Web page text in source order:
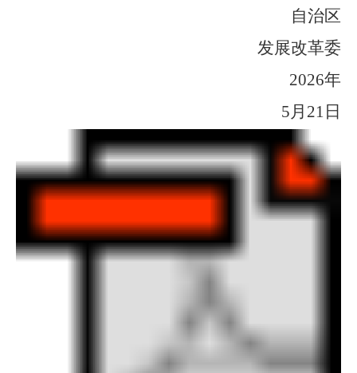
自治区
发展改革委
2026年
5 月 21 日